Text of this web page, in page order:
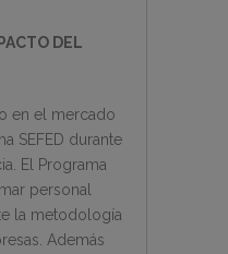
DEL
en el mercado
SEFED durante
El Programa
personal
la metodología
Además